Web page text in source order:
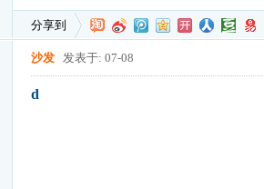
分享到
沙发 发表于: 07-08
d